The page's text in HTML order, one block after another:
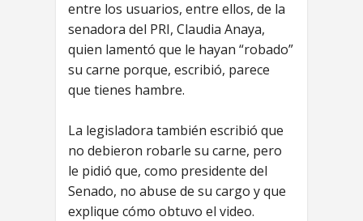
entre los usuarios, entre ellos, de la
senadora del PRI, Claudia Anaya,
quien lamentó que le hayan “robado”
su carne porque, escribió, parece
que tienes hambre.
La legisladora también escribió que
no debieron robarle su carne, pero
le pidió que, como presidente del
Senado, no abuse de su cargo y que
explique cómo obtuvo el video.